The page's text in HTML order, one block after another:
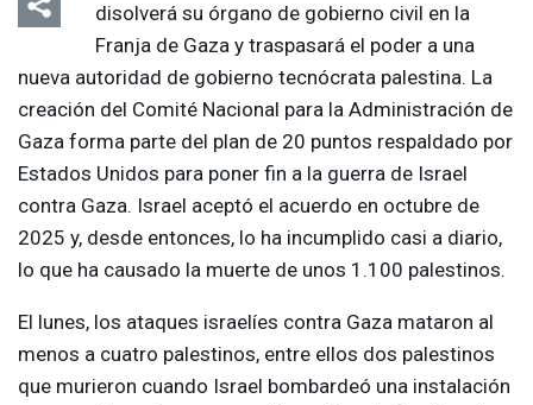
disolverá su órgano de gobierno civil en la
Franja de Gaza y traspasará el poder a una
nueva autoridad de gobierno tecnócrata palestina. La
creación del Comité Nacional para la Administración de
Gaza forma parte del plan de 20 puntos respaldado por
Estados Unidos para poner fin a la guerra de Israel
contra Gaza. Israel aceptó el acuerdo en octubre de
2025 y, desde entonces, lo ha incumplido casi a diario,
lo que ha causado la muerte de unos 1.100 palestinos.
El lunes, los ataques israelíes contra Gaza mataron al
menos a cuatro palestinos, entre ellos dos palestinos
que murieron cuando Israel bombardeó una instalación